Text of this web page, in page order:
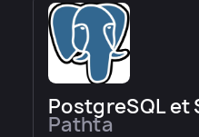
PostgreSQL et
Pathta